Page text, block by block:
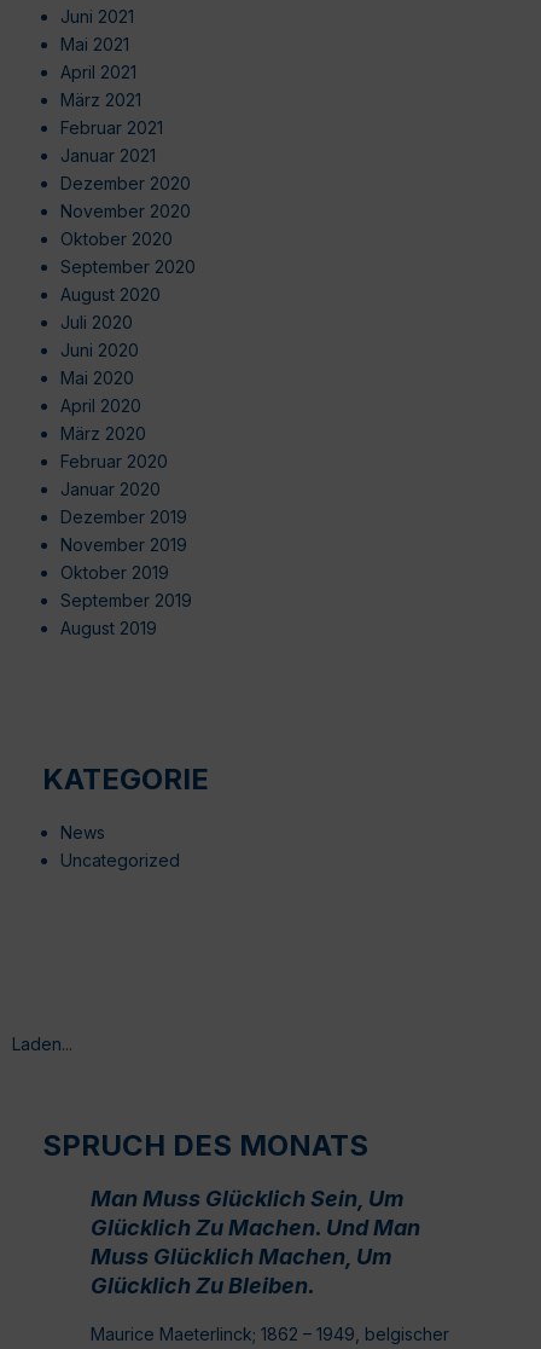
Juni 2021
Mai 2021
April 2021
März 2021
Februar 2021
Januar 2021
Dezember 2020
November 2020
Oktober 2020
September 2020
August 2020
Juli 2020
Juni 2020
Mai 2020
April 2020
März 2020
Februar 2020
Januar 2020
Dezember 2019
November 2019
Oktober 2019
September 2019
August 2019
KATEGORIE
News
Uncategorized
Laden...
SPRUCH DES MONATS
Man Muss Glücklich Sein, Um
Glücklich Zu Machen. Und Man
Muss Glücklich Machen, Um
Glücklich Zu Bleiben.
Maurice Maeterlinck; 1862 – 1949, belgischer